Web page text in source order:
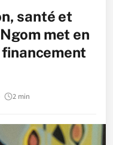
santé et
met en
2 min